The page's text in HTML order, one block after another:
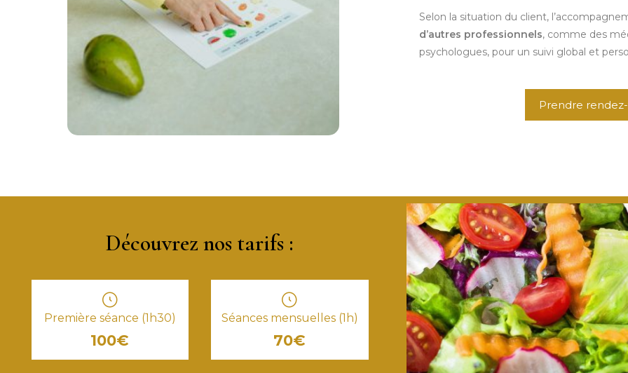
Selon la situation du client,
d’autres professionnels, comme des
psychologues, pour un suivi global et
Prendre
Découvrez nos tarifs :
Première séance (1h30)
100€
Séances mensuelles (1h)
70€